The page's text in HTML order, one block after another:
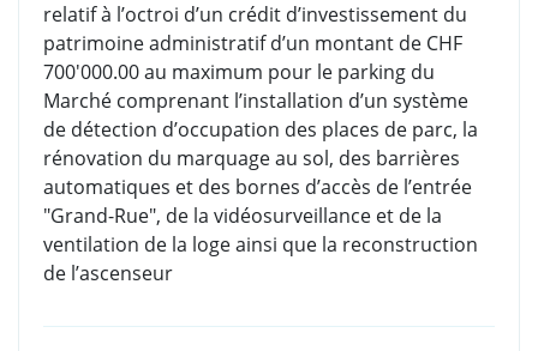
relatif à l’octroi d’un crédit d’investissement du
patrimoine administratif d’un montant de CHF
700'000.00 au maximum pour le parking du
Marché comprenant l’installation d’un système
de détection d’occupation des places de parc, la
rénovation du marquage au sol, des barrières
automatiques et des bornes d’accès de l’entrée
"Grand-Rue", de la vidéosurveillance et de la
ventilation de la loge ainsi que la reconstruction
de l’ascenseur